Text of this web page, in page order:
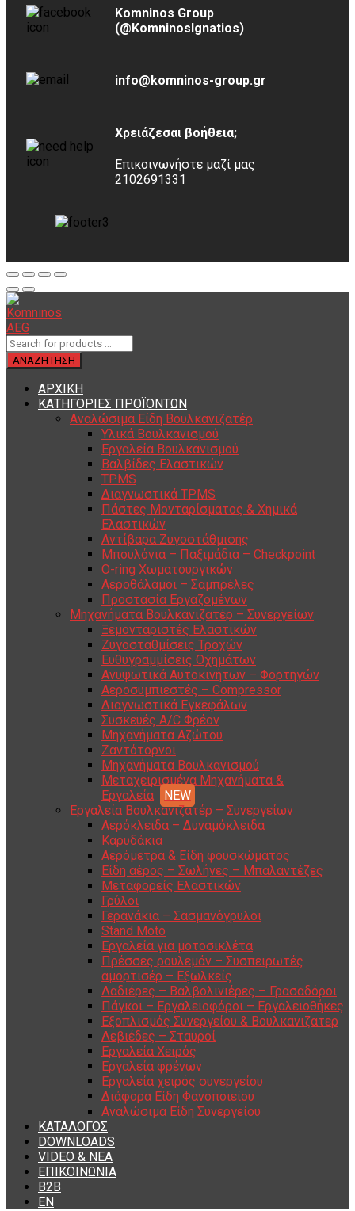
Komninos Group
(@KomninosIgnatios)
info@komninos-group.gr
Χρειάζεσαι βοήθεια;
Επικοινωνήστε μαζί μας
2102691331
ΑΡΧΙΚΗ
ΚΑΤΗΓΟΡΙΕΣ ΠΡΟΪΟΝΤΩΝ
Αναλώσιμα Είδη Βουλκανιζατέρ
Υλικά Βουλκανισμού
Εργαλεία Βουλκανισμού
Βαλβίδες Ελαστικών
TPMS
Διαγνωστικά TPMS
Πάστες Μονταρίσματος & Χημικά
Ελαστικών
Αντίβαρα Ζυγοστάθμισης
Μπουλόνια – Παξιμάδια – Checkpoint
O-ring Χωματουργικών
Αεροθάλαμοι – Σαμπρέλες
Προστασία Εργαζομένων
Μηχανήματα Βουλκανιζατέρ – Συνεργείων
Ξεμονταριστές Ελαστικών
Ζυγοσταθμίσεις Τροχών
Ευθυγραμμίσεις Οχημάτων
Ανυψωτικά Αυτοκινήτων – Φορτηγών
Αεροσυμπιεστές – Compressor
Διαγνωστικά Εγκεφάλων
Συσκευές A/C Φρέον
Μηχανήματα Αζώτου
Ζαντότορνοι
Μηχανήματα Βουλκανισμού
Μεταχειρισμένα Μηχανήματα &
Εργαλεία
Εργαλεία Βουλκανιζατέρ – Συνεργείων
Αερόκλειδα – Δυναμόκλειδα
Καρυδάκια
Αερόμετρα & Είδη φουσκώματος
Είδη αέρος – Σωλήνες – Μπαλαντέζες
Μεταφορείς Ελαστικών
Γρύλοι
Γερανάκια – Σασμανόγρυλοι
Stand Moto
Εργαλεία για μοτοσικλέτα
Πρέσσες ρουλεμάν – Συσπειρωτές
αμορτισέρ – Εξωλκείς
Λαδιέρες – Βαλβολινιέρες – Γρασαδόροι
Πάγκοι – Εργαλειοφόροι – Εργαλειοθήκες
Εξοπλισμός Συνεργείου & Βουλκανιζατερ
Λεβιέδες – Σταυροί
Εργαλεία Χειρός
Εργαλεία φρένων
Εργαλεία χειρός συνεργείου
Διάφορα Είδη Φανοποιείου
Αναλώσιμα Είδη Συνεργείου
ΚΑΤΑΛΟΓΟΣ
DOWNLOADS
VIDEO & ΝΕΑ
ΕΠΙΚΟΙΝΩΝΙΑ
B2B
ΕΝ